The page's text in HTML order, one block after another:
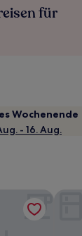
für
Wochenende
- 16. Aug.